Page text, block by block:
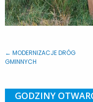
← MODERNIZACJE DRÓG
GMINNYCH
GODZINY